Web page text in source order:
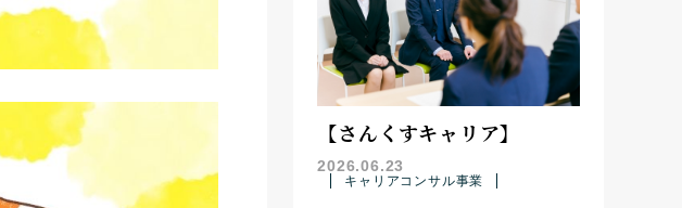
【さんくすキャリア】
2026.06.23
キャリアコンサル事業